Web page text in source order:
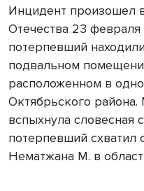
Инцидент произошел
Отечества 23
потерпевший
подвальном
расположенном в
Октябрьского
вспыхнула словесная
потерпевший схватил
Нематжана М. в